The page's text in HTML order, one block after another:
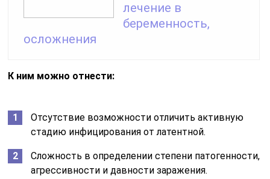
лечение в
беременность,
осложнения
К ним можно отнести:
Отсутствие возможности отличить активную
стадию инфицирования от латентной.
Сложность в определении степени патогенности,
агрессивности и давности заражения.